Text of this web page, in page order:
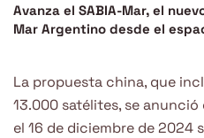
Avanza el SABIA-Mar, el
Mar Argentino desde el
La propuesta china, que
13.000 satélites, se
el 16 de diciembre de 2024